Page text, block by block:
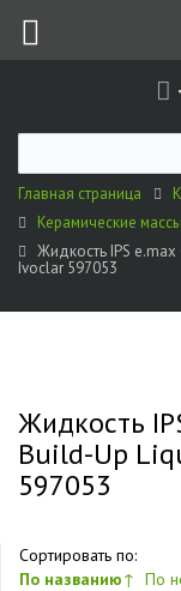
Главная страница
Керамические массы
Жидкость IPS
Ivoclar 597053
Жидкость
Build-Up
597053
Сортировать по:
По названию↑ По